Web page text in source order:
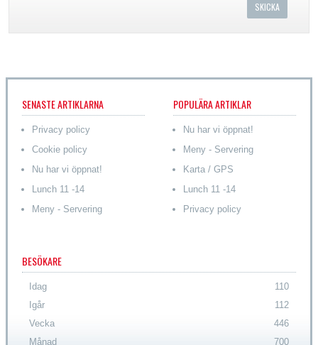
SKICKA
SENASTE ARTIKLARNA
Privacy policy
Cookie policy
Nu har vi öppnat!
Lunch 11 -14
Meny - Servering
POPULÄRA ARTIKLAR
Nu har vi öppnat!
Meny - Servering
Karta / GPS
Lunch 11 -14
Privacy policy
BESÖKARE
Idag
110
Igår
112
Vecka
446
Månad
700